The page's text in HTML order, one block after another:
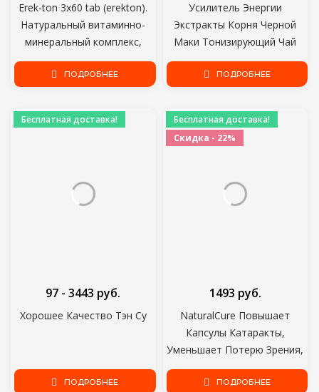
Erek-ton 3x60 tab (erekton).
Натуральный витаминно-
минеральный комплекс,
способствующий улучшению
мужской функции,
действия.
ПОДРОБНЕЕ
Усилитель Энергии
Экстракты Корня Черной
Маки Тонизирующий Чай
Улучшение Здоровья Сила
Бластер Для Мужчин
ПОДРОБНЕЕ
Бесплатная доставка!
Хорошее Качество Тэн Су
97 - 3443 руб.
ПОДРОБНЕЕ
Бесплатная доставка!
Скидка - 22%
NaturalCure Повышает
Капсулы Катаракты,
Уменьшает Потерю Зрения,
Предотвращает Глазные
Заболевания, Таблетки
1493 руб.
ПОДРОБНЕЕ